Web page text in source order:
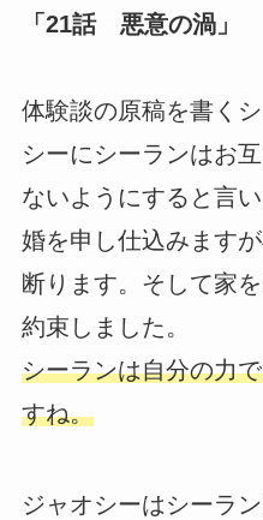
「21話 悪意の渦」
体験談の原稿を書く
シーにシーランはお
ないようにすると言
婚を申し仕込みます
断ります。そして家
約束しました。
シーランは自分の力
すね。
ジャオシーはシーラ